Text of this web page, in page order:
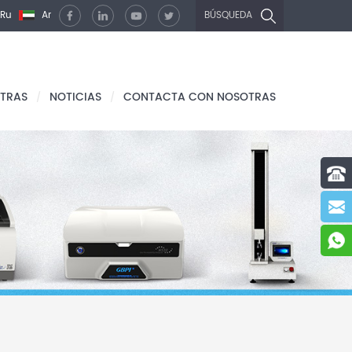
BÚSQUEDA
Ru Ar
/ NOTICIAS / CONTACTA CON NOSOTRAS